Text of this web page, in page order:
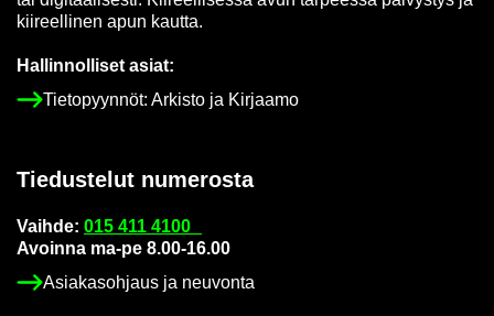
kii­reel­li­nen apun kaut­ta.
Hal­lin­nol­li­set asiat:
Tie­to­pyyn­nöt: Ar­kis­to ja Kir­jaa­mo
Tie­dus­te­lut nu­me­ros­ta
Vaih­de: 015 411 4100
Avoin­na ma-pe 8.00-16.00
Asia­kas­oh­jaus ja neu­von­ta